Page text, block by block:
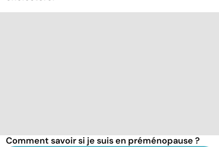
Comment savoir si je suis en préménopause ?